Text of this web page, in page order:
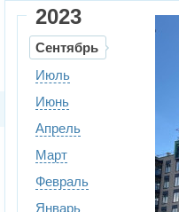
2023
Сентябрь
Июль
Июнь
Апрель
Март
Февраль
Январь